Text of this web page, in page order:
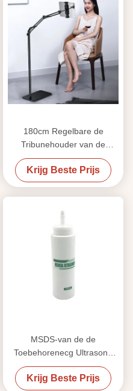
180cm Regelbare de
Tribunehouder van de
Aluminiumtelefoon 360
Graad
Krijg Beste Prijs
MSDS-van de de
Toebehorenecg Ultrasone
klank van de Ultrasone
klankmachine het Gel 250ml
Krijg Beste Prijs